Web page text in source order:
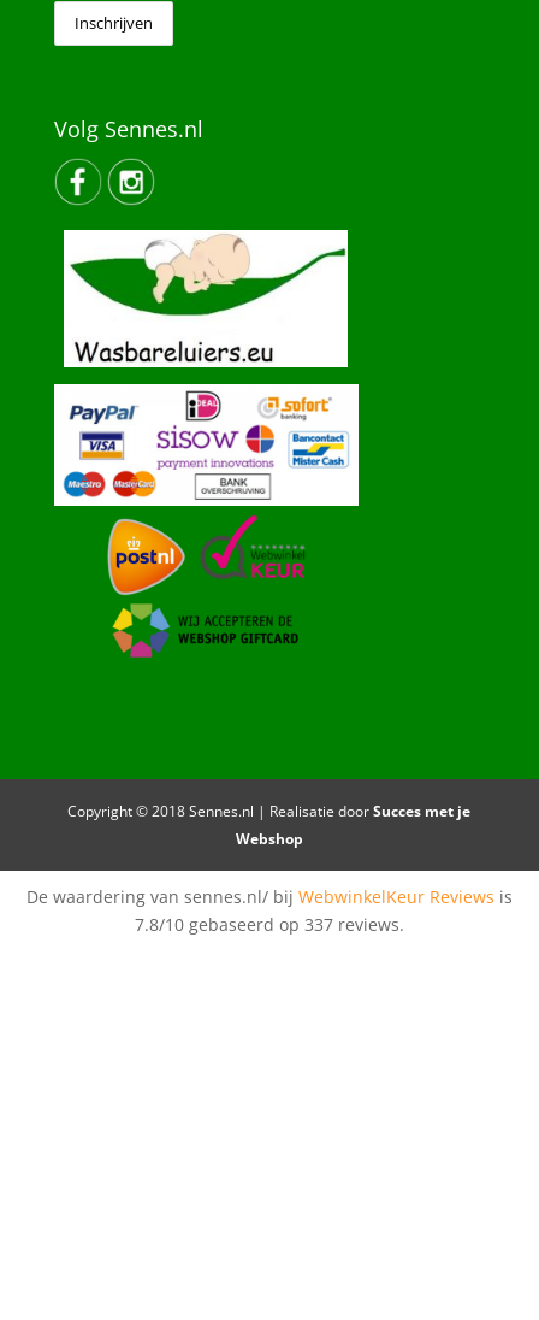
Volg Sennes.nl
Copyright © 2018 Sennes.nl | Realisatie doorSucces met je
Webshop
De waardering van sennes.nl/ bij WebwinkelKeur Reviews is
7.8/10 gebaseerd op 337 reviews.